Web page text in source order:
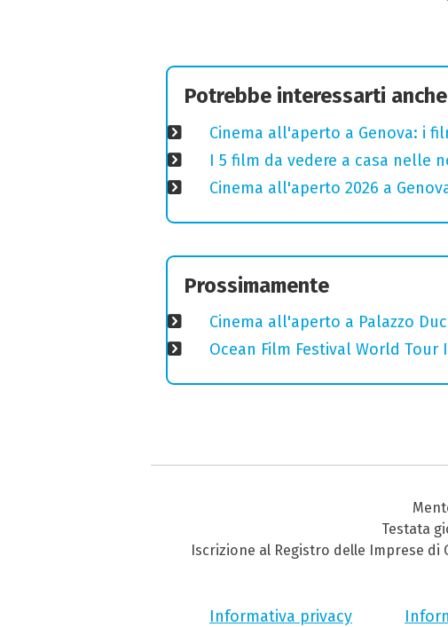
Potrebbe interessarti anche
Cinema all'aperto a Genova: i
I 5 film da vedere a casa nelle
Cinema all'aperto 2026 a
Prossimamente
Cinema all'aperto a Palazzo
Ocean Film Festival World
Testata
Iscrizione al Registro delle Imprese di
Informativa privacy